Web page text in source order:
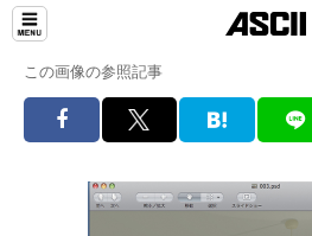
この画像の参照記事